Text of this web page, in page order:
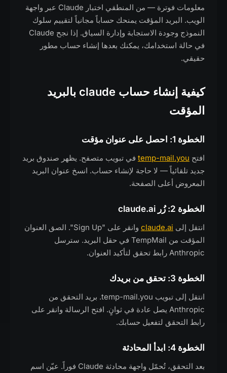
معلومات فوترة — من المنطقي اختبار Claude عبر واجهة
الويب. البريد المؤقت يمنحك حساباً مجانياً لتقييم سلوك
النموذج وجودة الاستجابة وإدارة السياق. إذا نجح Claude
في حالة استخدامك، يمكنك بعدها إنشاء حساب مطور
حقيقي.
كيفية إنشاء حساب claude بالبريد
المؤقت
الخطوة 1: احصل على عنوان مؤقت
افتح temp-mail.you في تبويب متصفح. يظهر صندوق بريد
جديد تلقائياً — لا حاجة لإنشاء حساب. انسخ عنوان البريد
المعروض أعلى الصفحة.
الخطوة 2: زُر claude.ai
انتقل إلى claude.ai
وانقر على "Sign Up". الصق العنوان
المؤقت من TempMail في حقل البريد. سترسل
Anthropic رابط تحقق لتأكيد العنوان.
الخطوة 3: تحقق من بريدك
انتقل إلى تبويب temp-mail.you. بريد التحقق من
Anthropic يصل عادة في ثوانٍ. افتح الرسالة وانقر على
رابط التحقق لتفعيل حسابك.
الخطوة 4: ابدأ المحادثة
بعد التحقق، تُحمّل واجهة محادثة Claude فوراً. عيّن اسم